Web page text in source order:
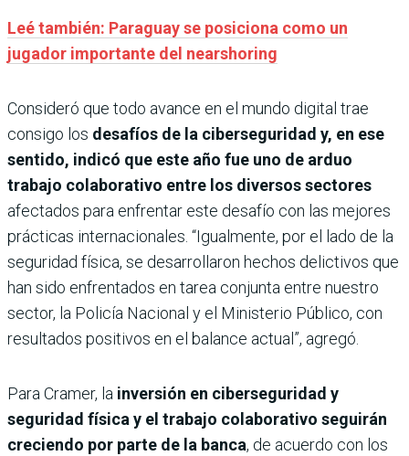
Leé también: Paraguay se posiciona como un
jugador importante del nearshoring
Consideró que todo avance en el mundo digital trae
consigo los desafíos de la ciberseguridad y, en ese
sentido, indicó que este año fue uno de arduo
trabajo colaborativo entre los diversos sectores
afectados para enfrentar este desafío con las mejores
prácticas internacionales. “Igualmente, por el lado de la
seguridad física, se desarrollaron hechos delictivos que
han sido enfrentados en tarea conjunta entre nuestro
sector, la Policía Nacional y el Ministerio Público, con
resultados positivos en el balance actual”, agregó.
Para Cramer, la inversión en ciberseguridad y
seguridad física y el trabajo colaborativo seguirán
creciendo por parte de la banca, de acuerdo con los